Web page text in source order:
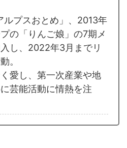
ルプスおとめ」、2013年
の「りんご娘」の7期メ
し、2022年3月までリ
。
愛し、第一次産業や地
芸能活動に情熱を注